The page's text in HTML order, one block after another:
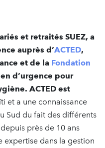
et retraités SUEZ, a
auprès d’ACTED,
et de la Fondation
d’urgence pour
ACTED est
et a une connaissance
Sud du fait des différents
près de 10 ans
expertise dans la gestion